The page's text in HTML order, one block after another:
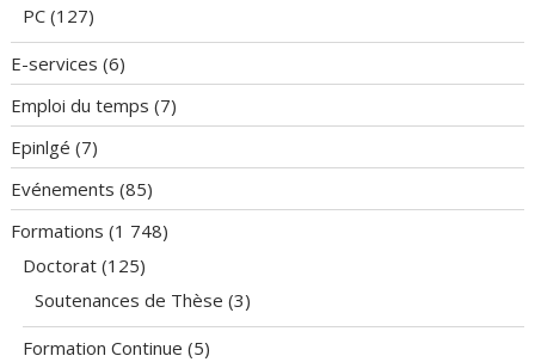
PC (127)
E-services (6)
Emploi du temps (7)
Epinlgé (7)
Evénements (85)
Formations (1 748)
Doctorat (125)
Soutenances de Thèse (3)
Formation Continue (5)